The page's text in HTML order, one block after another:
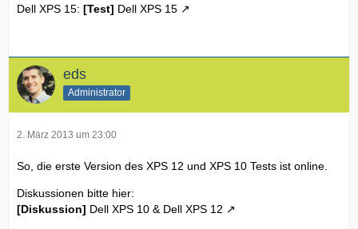
Dell XPS 15: [Test] Dell XPS 15
eds
Administrator
2. März 2013 um 23:00
So, die erste Version des XPS 12 und XPS 10 Tests ist online.
Diskussionen bitte hier:
[Diskussion] Dell XPS 10 & Dell XPS 12